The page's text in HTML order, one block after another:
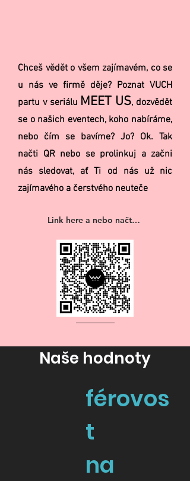
Chceš vědět o všem zajímavém, co se
u nás ve firmě děje? Poznat VUCH
partu v seriálu MEET US, dozvědět
se o našich eventech, koho nabíráme,
nebo čím se bavíme? Jo? Ok. Tak
načti QR nebo se prolinkuj a začni
nás sledovat, ať Ti od nás už nic
zajímavého a čerstvého neuteče
Link here a nebo načti QR 👉
Naše hodnoty
férovos
t
na